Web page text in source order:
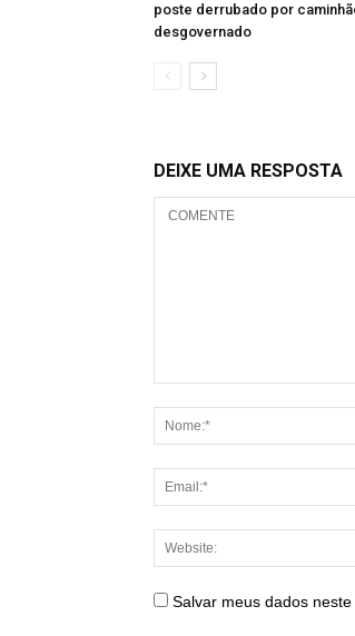
poste derrubado por
desgovernado
DEIXE UMA RESPOSTA
Salvar meus dados